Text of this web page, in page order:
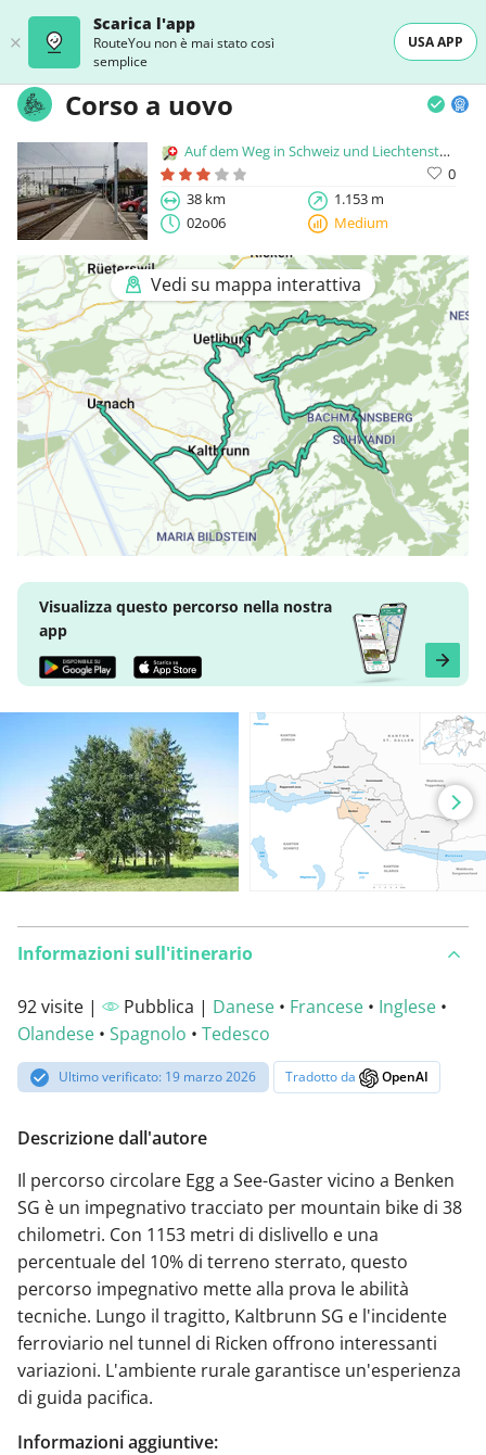
Scarica l'app
RouteYou non è mai stato così
semplice
USA APP
Corso a uovo
Auf dem Weg in Schweiz und Liechtenstein
0
38 km
1.153 m
02o06
Medium
Vedi su mappa interattiva
Visualizza questo percorso nella nostra
app
Informazioni sull'itinerario
92 visite | Pubblica | Danese • Francese • Inglese •
Olandese • Spagnolo • Tedesco
Ultimo verificato: 19 marzo 2026 Tradotto da OpenAI
Descrizione dall'autore
Il percorso circolare Egg a See-Gaster vicino a Benken
SG è un impegnativo tracciato per mountain bike di 38
chilometri. Con 1153 metri di dislivello e una
percentuale del 10% di terreno sterrato, questo
percorso impegnativo mette alla prova le abilità
tecniche. Lungo il tragitto, Kaltbrunn SG e l'incidente
ferroviario nel tunnel di Ricken offrono interessanti
variazioni. L'ambiente rurale garantisce un'esperienza
di guida pacifica.
Informazioni aggiuntive: